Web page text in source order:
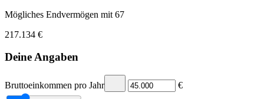
Mögliches Endvermögen mit 67
217.134 €
Deine Angaben
Bruttoeinkommen pro Jahr €